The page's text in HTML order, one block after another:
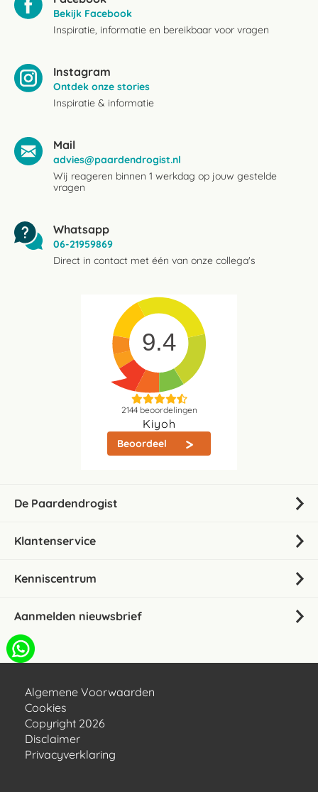
Bekijk Facebook
Inspiratie, informatie en bereikbaar voor vragen
Instagram
Ontdek onze stories
Inspiratie & informatie
Mail
advies@paardendrogist.nl
Wij reageren binnen 1 werkdag op jouw gestelde
vragen
Whatsapp
06-21959869
Direct in contact met één van onze collega's
9.4
2144beoordelingen
Kiyoh
Beoordeel
De Paardendrogist
Klantenservice
Kenniscentrum
Aanmelden nieuwsbrief
Algemene Voorwaarden
Cookies
Copyright 2026
Disclaimer
Privacyverklaring